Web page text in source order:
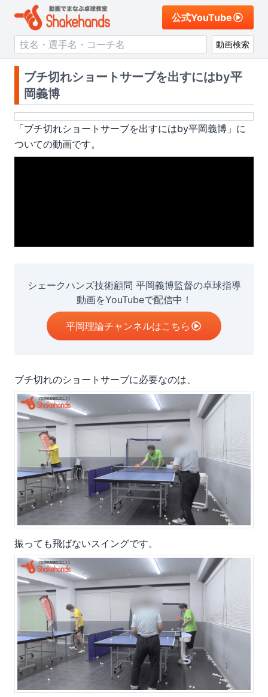
公式YouTube
動画検索
ブチ切れショートサーブを出すにはby平
岡義博
「ブチ切れショートサーブを出すにはby平岡義博 」に
ついての動画です。
シェークハンズ技術顧問 平岡義博監督の卓球指導
動画をYouTubeで配信中！
平岡理論チャンネルはこちら
ブチ切れのショートサーブに必要なのは、
振っても飛ばないスイングです。